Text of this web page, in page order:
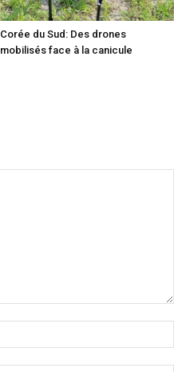
Corée du Sud: Des drones
mobilisés face à la canicule